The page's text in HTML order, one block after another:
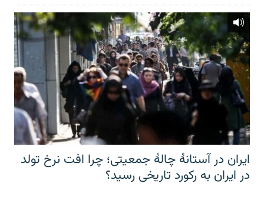
ایران در آستانهٔ چالهٔ جمعیتی؛ چرا افت نرخ تولد
در ایران به رکورد تاریخی رسید؟